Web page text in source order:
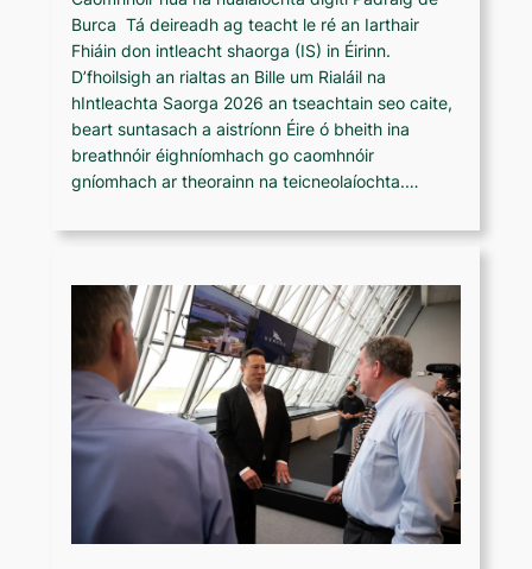
Burca Tá deireadh ag teacht le ré an Iarthair
Fhiáin don intleacht shaorga (IS) in Éirinn.
D’fhoilsigh an rialtas an Bille um Rialáil na
hIntleachta Saorga 2026 an tseachtain seo caite,
beart suntasach a aistríonn Éire ó bheith ina
breathnóir éighníomhach go caomhnóir
gníomhach ar theorainn na teicneolaíochta.…